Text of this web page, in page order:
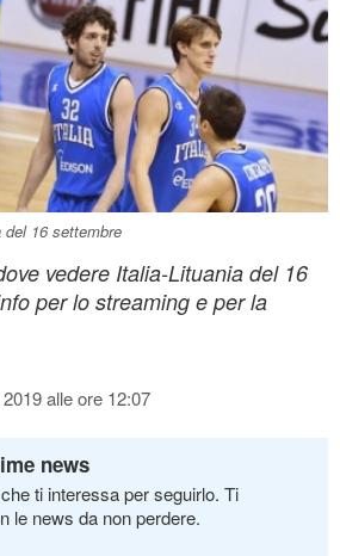
16 settembre
vedere Italia-Lituania del 16
per lo streaming e per la
alle ore 12:07
news
ti interessa per seguirlo. Ti
le news da non perdere.